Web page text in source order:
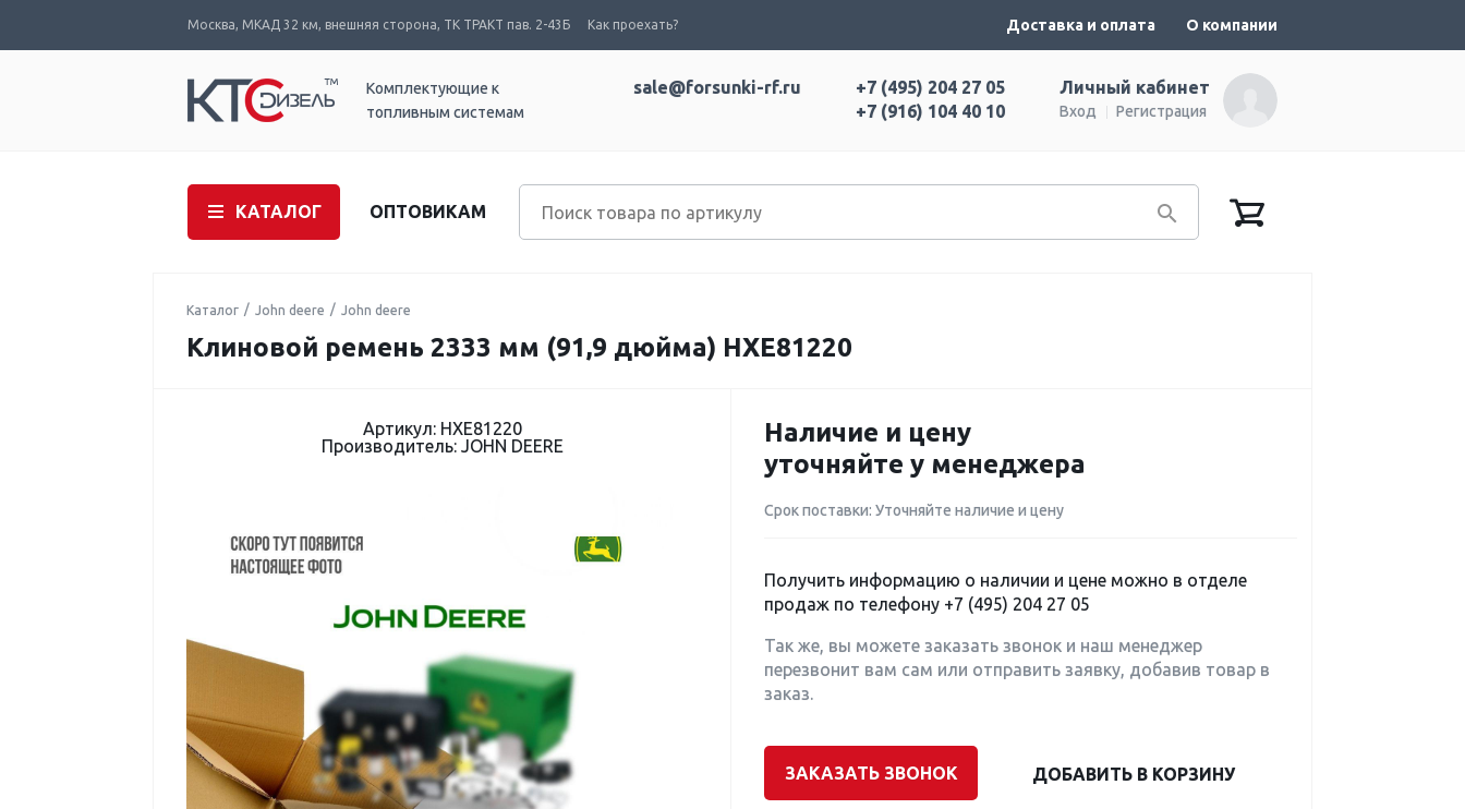
Москва, МКАД 32 км, внешняя сторона, ТК ТРАКТ пав. 2-43Б Как проехать? Доставка и оплата О компании
Комплектующие к
топливным системам
Личный кабинет
Вход Регистрация
+7 (495) 204 27 05
+7 (916) 104 40 10
sale@forsunki-rf.ru
КАТАЛОГ ОПТОВИКАМ
Каталог John deere John deere
Клиновой ремень 2333 мм (91,9 дюйма) HXE81220
Артикул: HXE81220
Производитель: JOHN DEERE
Наличие и цену
уточняйте у менеджера
Срок поставки: Уточняйте наличие и цену
Получить информацию о наличии и цене можно в отделе
продаж по телефону +7 (495) 204 27 05
Так же, вы можете заказать звонок и наш менеджер
перезвонит вам сам или отправить заявку, добавив товар в
заказ.
ЗАКАЗАТЬ ЗВОНОК ДОБАВИТЬ В КОРЗИНУ